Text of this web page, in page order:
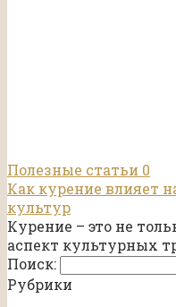
Полезные статьи 0
Как курение влияет
культур
Курение – это не
аспект культурных
Поиск:
Рубрики